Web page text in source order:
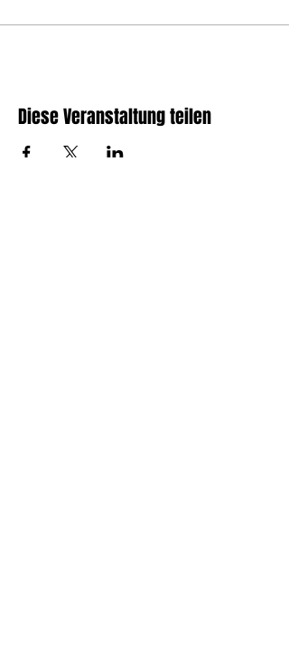
Diese Veranstaltung teilen